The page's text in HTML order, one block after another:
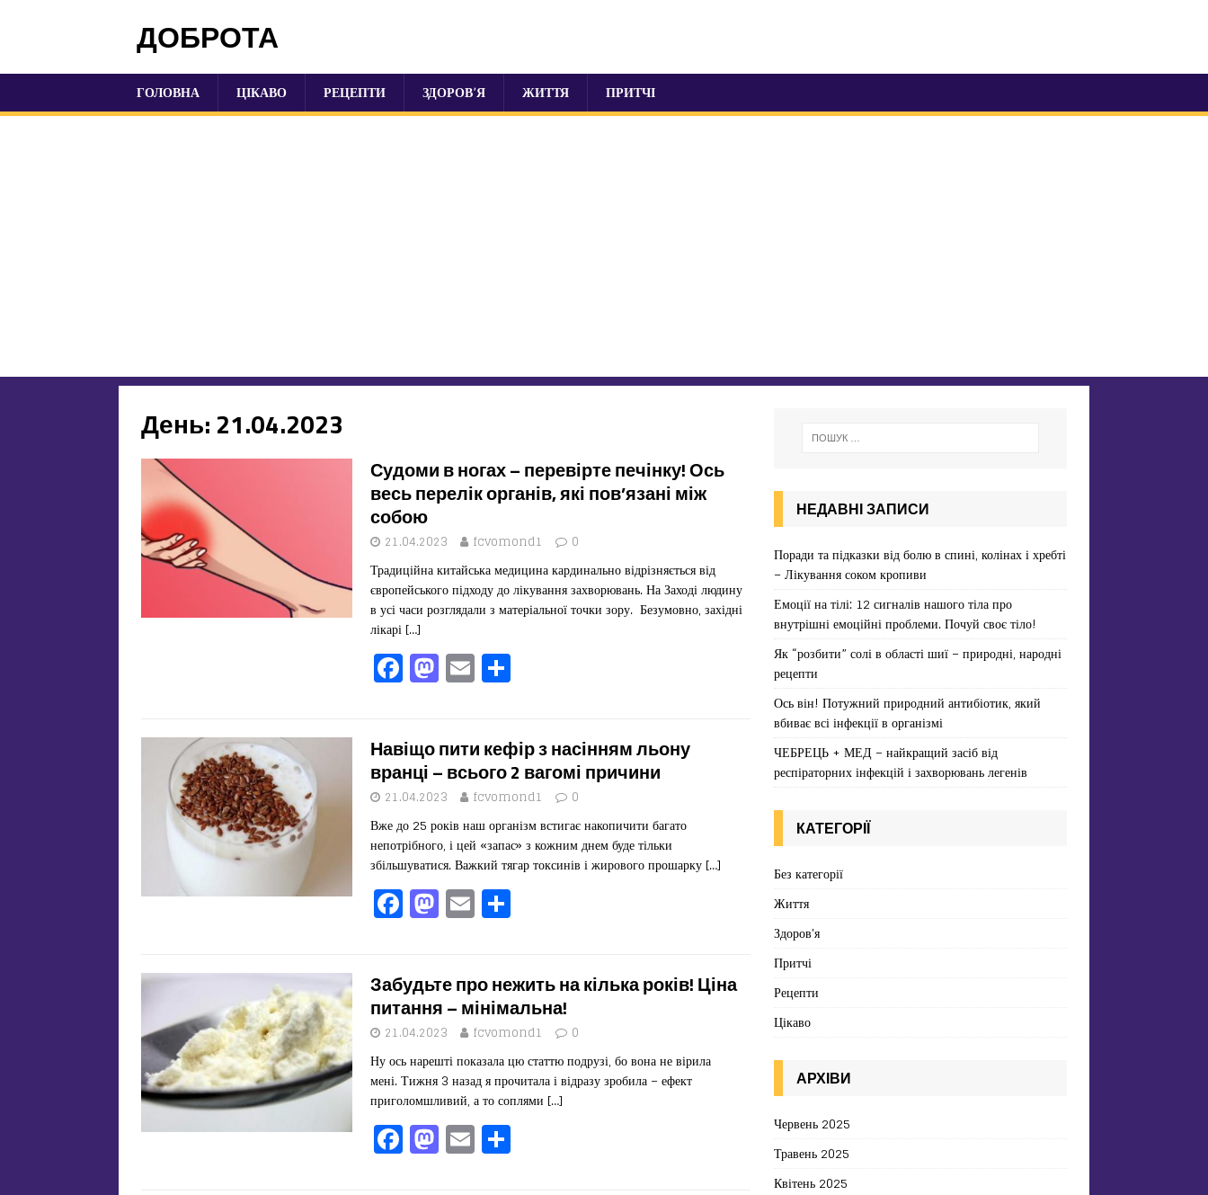
ДОБРОТА
ГОЛОВНА ЦІКАВО РЕЦЕПТИ ЗДОРОВ’Я ЖИТТЯ ПРИТЧІ
День: 21.04.2023
Судоми в ногах – перевірте печінку! Ось
весь перелік органів, які пов’язані між
собою
21.04.2023 fcvomond1 0
Традиційна китайська медицина кардинально відрізняється від
європейського підходу до лікування захворювань. На Заході людину
в усі часи розглядали з матеріальної точки зору. Безумовно, західні
лікарі […]
F
a
e
b
o
o
k
M
a
o
d
o
n
E
m
l ит
ис
я
Навіщо пити кефір з насінням льону
вранці – всього 2 вагомі причини
21.04.2023 fcvomond1 0
Вже до 25 років наш організм встигає накопичити багато
непотрібного, і цей «запас» з кожним днем ​​буде тільки
збільшуватися. Важкий тягар токсинів і жирового прошарку […]
F
a
e
b
o
o
k
M
a
o
d
o
n
E
m
l ит
ис
я
Забудьте про нежить на кілька років! Ціна
питання – мінімальна!
21.04.2023 fcvomond1 0
Ну ось нарешті показала цю статтю подрузі, бо вона не вірила
мені. Тижня 3 назад я прочитала і відразу зробила – ефект
приголомшливий, а то соплями […]
F
a
M
a
E
m
НЕДАВНІ ЗАПИСИ
Поради та підказки від болю в спині, колінах і хребті
– Лікування соком кропиви
Емоції на тілі: 12 сигналів нашого тіла про
внутрішні емоційні проблеми. Почуй своє тіло!
Як “розбити” солі в області шиї – природні, народні
рецепти
Ось він! Потужний природний антибіотик, який
вбиває всі інфекції в організмі
ЧЕБРЕЦЬ + МЕД – найкращий засіб від
респіраторних інфекцій і захворювань легенів
КАТЕГОРІЇ
Без категорії
Життя
Здоров'я
Притчі
Рецепти
Цікаво
АРХІВИ
Червень 2025
Травень 2025
Квітень 2025